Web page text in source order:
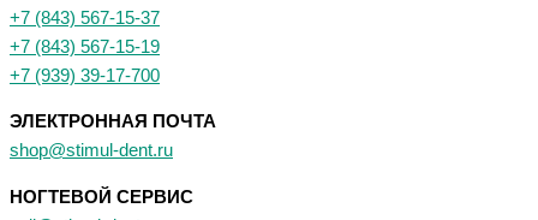
+7 (843) 567-15-37
+7 (843) 567-15-19
+7 (939) 39-17-700
ЭЛЕКТРОННАЯ ПОЧТА
shop@stimul-dent.ru
НОГТЕВОЙ СЕРВИС